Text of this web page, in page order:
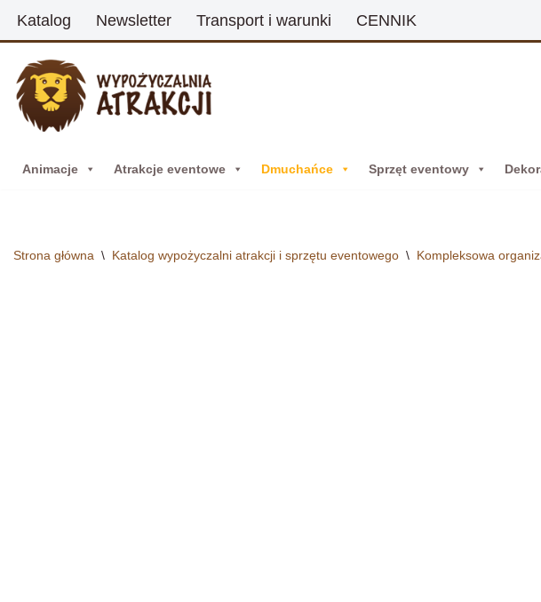
do
treści
Katalog Newsletter Transport i warunki CENNIK
Animacje Atrakcje eventowe Dmuchańce Sprzęt eventowy
Strona główna \ Katalog wypożyczalni atrakcji i sprzętu eventowego \ Kompleksowa